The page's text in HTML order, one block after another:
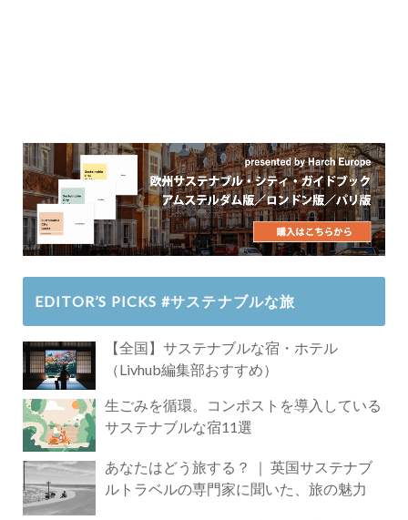
EDITOR’S PICKS #サステナブルな旅
【全国】サステナブルな宿・ホテル
（Livhub編集部おすすめ）
生ごみを循環。コンポストを導入している
サステナブルな宿11選
あなたはどう旅する？ ｜ 英国サステナブ
ルトラベルの専門家に聞いた、旅の魅力